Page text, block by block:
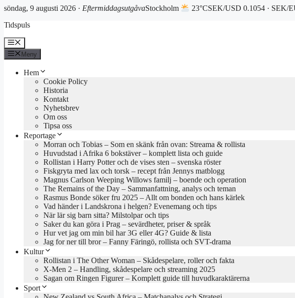
söndag, 9 augusti 2026 · EftermiddagsutgåvaStockholm 23°CSEK/USD 0.1054 · SEK/
till
Tidspuls
Meny
Meny
Hem
Cookie Policy
Historia
Kontakt
Nyhetsbrev
Om oss
Tipsa oss
Reportage
Morran och Tobias – Som en skänk från ovan: Streama & rollista
Huvudstad i Afrika 6 bokstäver – komplett lista och guide
Rollistan i Harry Potter och de vises sten – svenska röster
Fiskgryta med lax och torsk – recept från Jennys matblogg
Magnus Carlson Weeping Willows familj – boende och operation
The Remains of the Day – Sammanfattning, analys och teman
Rasmus Bonde söker fru 2025 – Allt om bonden och hans kärlek
Vad händer i Landskrona i helgen? Evenemang och tips
När lär sig barn sitta? Milstolpar och tips
Saker du kan göra i Prag – sevärdheter, priser & språk
Hur vet jag om min bil har 3G eller 4G? Guide & lista
Jag for ner till bror – Fanny Färingö, rollista och SVT-drama
Kultur
Rollistan i The Other Woman – Skådespelare, roller och fakta
X-Men 2 – Handling, skådespelare och streaming 2025
Sagan om Ringen Figurer – Komplett guide till huvudkaraktärerna
Sport